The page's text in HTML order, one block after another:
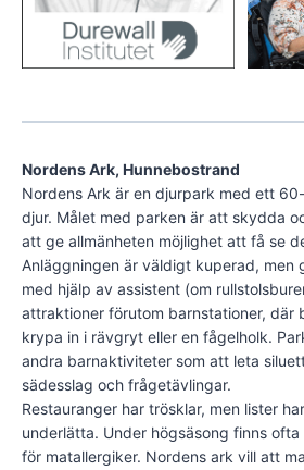
Nordens Ark, Hunnebostrand
Nordens Ark är en djurpark med ett
djur. Målet med parken är att skydda
att ge allmänheten möjlighet att få se
Anläggningen är väldigt kuperad, men
med hjälp av assistent (om
attraktioner förutom barnstationer, där
krypa in i rävgryt eller en fågelholk.
andra barnaktiviteter som att leta
sädesslag och frågetävlingar.
Restauranger har trösklar, men lister
underlätta. Under högsäsong finns
för matallergiker. Nordens ark vill att